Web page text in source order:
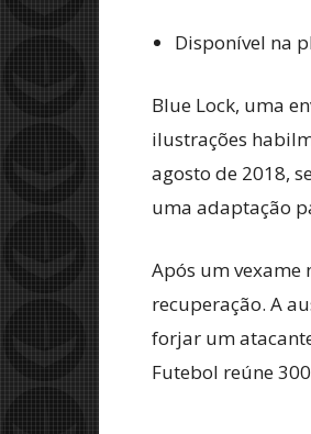
Disponível na
Blue Lock, uma
ilustrações
agosto de 2018,
uma adaptação
Após um vexame
recuperação. A
forjar um
Futebol reúne